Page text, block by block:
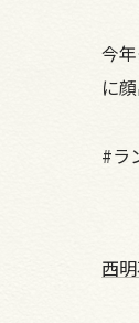
今
に
#ラ
西